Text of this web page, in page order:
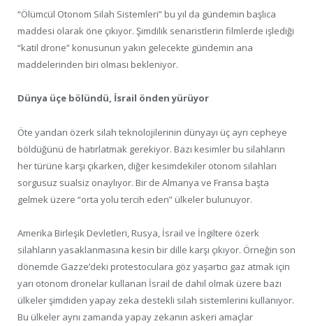
“Ölümcül Otonom Silah Sistemleri” bu yıl da gündemin başlıca
maddesi olarak öne çıkıyor. Şimdilik senaristlerin filmlerde işlediği
“katil drone” konusunun yakın gelecekte gündemin ana
maddelerinden biri olması bekleniyor.
Dünya üçe bölündü, İsrail önden yürüyor
Öte yandan özerk silah teknolojilerinin dünyayı üç ayrı cepheye
böldüğünü de hatırlatmak gerekiyor. Bazı kesimler bu silahların
her türüne karşı çıkarken, diğer kesimdekiler otonom silahları
sorgusuz sualsiz onaylıyor. Bir de Almanya ve Fransa başta
gelmek üzere “orta yolu tercih eden” ülkeler bulunuyor.
Amerika Birleşik Devletleri, Rusya, İsrail ve İngiltere özerk
silahların yasaklanmasına kesin bir dille karşı çıkıyor. Örneğin son
dönemde Gazze’deki protestoculara göz yaşartıcı gaz atmak için
yarı otonom dronelar kullanan İsrail de dahil olmak üzere bazı
ülkeler şimdiden yapay zeka destekli silah sistemlerini kullanıyor.
Bu ülkeler aynı zamanda yapay zekanın askeri amaçlar